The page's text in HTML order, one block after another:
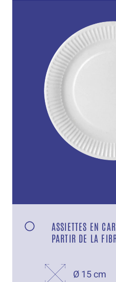
ASSIETTES EN
PARTIR DE LA
Ø 15 cm